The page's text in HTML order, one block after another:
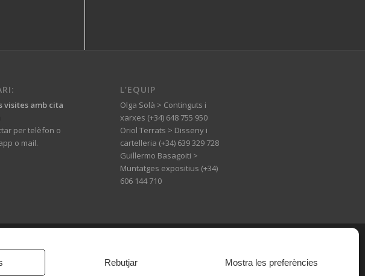
Rebutjar Mostra les preferències
visites amb cita
per telèfon o
o mail.
L’EQUIP
Olga Solà > Continguts i
xarxes (+34) 648 755 950
Oriol Terrats > Disseny i
cartelleria (+34) 639 329 728
Guillermo Basagoiti >
Muntatges expositius (+34)
606 144 710